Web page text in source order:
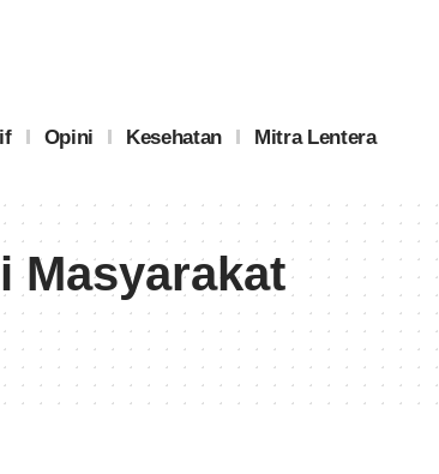
Opini Kesehatan Mitra Lentera
Masyarakat